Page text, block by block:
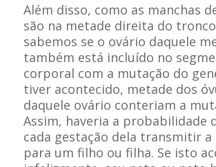
Além disso, como as manchas
são na metade direita do
sabemos se o ovário daquele
também está incluído no
corporal com a mutação do
tiver acontecido, metade dos
daquele ovário conteriam a
Assim, haveria a probabilidade
cada gestação dela transmitir a
para um filho ou filha. Se isto